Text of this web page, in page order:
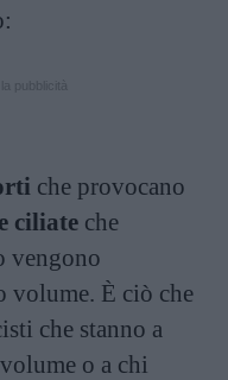
che provocano
ciliate che
vengono
volume. È ciò che
che stanno a
o a chi